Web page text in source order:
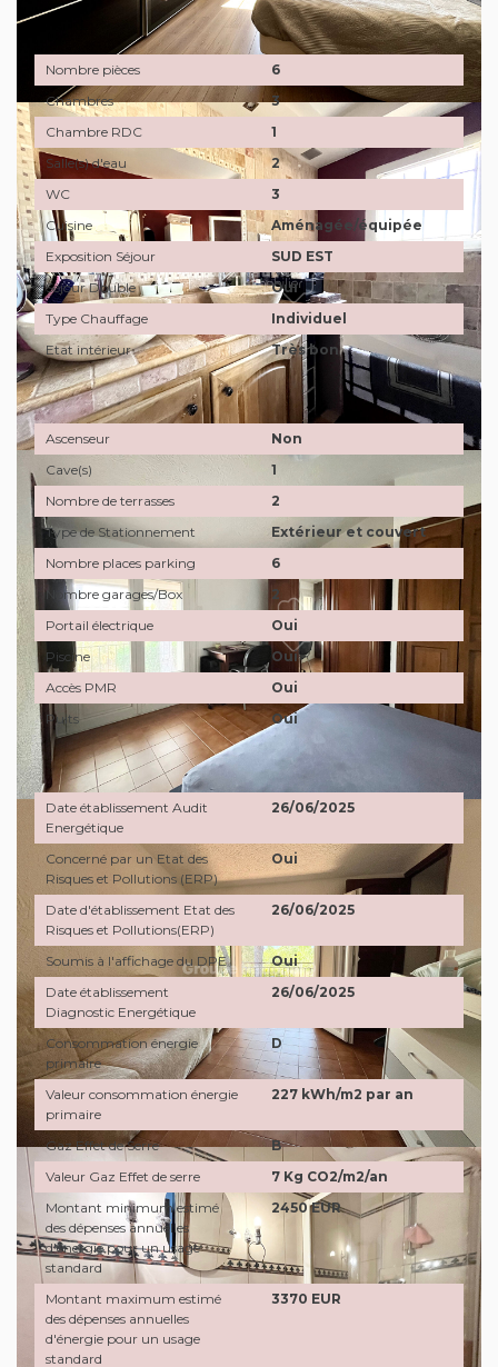
Nombre pièces
6
Chambres
3
Chambre RDC
1
Salle(s) d'eau
2
WC
3
Cuisine
Aménagée/équipée
Exposition Séjour
SUD EST
Séjour Double
Oui
Type Chauffage
Individuel
Etat intérieur
Très bon
Autres
Ascenseur
Non
Cave(s)
1
Nombre de terrasses
2
Type de Stationnement
Extérieur et couvert
Nombre places parking
6
Nombre garages/Box
2
Portail électrique
Oui
Piscine
Oui
Accès PMR
Oui
Puits
Oui
Diagnostics
Date établissement Audit
Energétique
26/06/2025
Concerné par un Etat des
Risques et Pollutions (ERP)
Oui
Date d'établissement Etat des
Risques et Pollutions(ERP)
26/06/2025
Soumis à l'affichage du DPE
Oui
Date établissement
Diagnostic Energétique
26/06/2025
Consommation énergie
primaire
D
Valeur consommation énergie
primaire
227 kWh/m2 par an
Gaz Effet de Serre
B
Valeur Gaz Effet de serre
7 Kg CO2/m2/an
Montant minimum estimé
des dépenses annuelles
d'énergie pour un usage
standard
2450 EUR
Montant maximum estimé
des dépenses annuelles
d'énergie pour un usage
standard
3370 EUR